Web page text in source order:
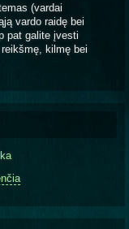
(vardai
vardo raidę bei
pat galite įvesti
kilmę bei